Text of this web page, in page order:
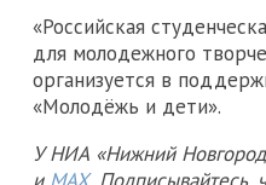
«Российская
для молодежного
организуется в
«Молодёжь и дети».
У НИА «Нижний